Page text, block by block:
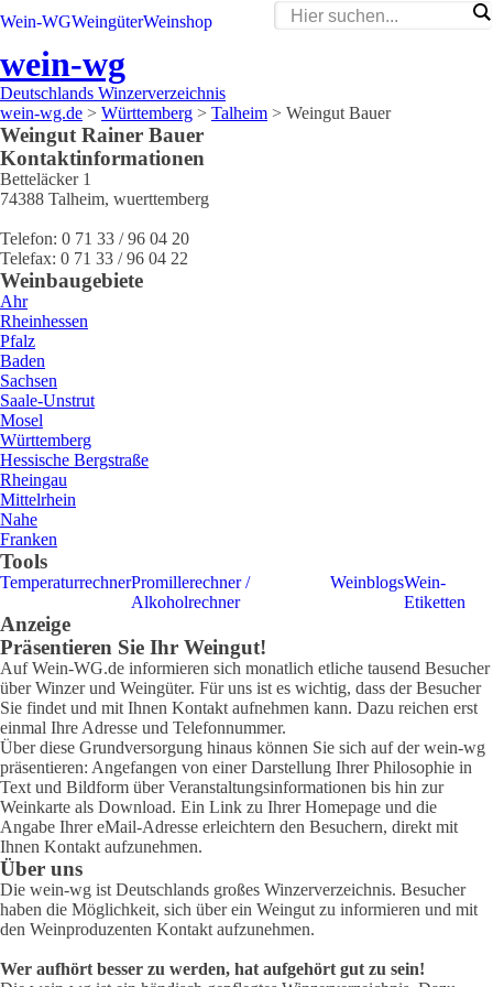
Wein-WGWeingüterWeinshop
wein-wg
Deutschlands Winzerverzeichnis
wein-wg.de > Württemberg > Talheim > Weingut Bauer
Weingut Rainer Bauer
Kontaktinformationen
Betteläcker 1
74388 Talheim, wuerttemberg
Telefon: 0 71 33 / 96 04 20
Telefax: 0 71 33 / 96 04 22
Weinbaugebiete
Ahr
Rheinhessen
Pfalz
Baden
Sachsen
Saale-Unstrut
Mosel
Württemberg
Hessische Bergstraße
Rheingau
Mittelrhein
Nahe
Franken
Tools
TemperaturrechnerPromillerechner /
Alkoholrechner
WeinblogsWein-
Etiketten
Anzeige
Präsentieren Sie Ihr Weingut!
Auf Wein-WG.de informieren sich monatlich etliche tausend Besucher
über Winzer und Weingüter. Für uns ist es wichtig, dass der Besucher
Sie findet und mit Ihnen Kontakt aufnehmen kann. Dazu reichen erst
einmal Ihre Adresse und Telefonnummer.
Über diese Grundversorgung hinaus können Sie sich auf der wein-wg
präsentieren: Angefangen von einer Darstellung Ihrer Philosophie in
Text und Bildform über Veranstaltungsinformationen bis hin zur
Weinkarte als Download. Ein Link zu Ihrer Homepage und die
Angabe Ihrer eMail-Adresse erleichtern den Besuchern, direkt mit
Ihnen Kontakt aufzunehmen.
Über uns
Die wein-wg ist Deutschlands großes Winzerverzeichnis. Besucher
haben die Möglichkeit, sich über ein Weingut zu informieren und mit
den Weinproduzenten Kontakt aufzunehmen.
Wer aufhört besser zu werden, hat aufgehört gut zu sein!